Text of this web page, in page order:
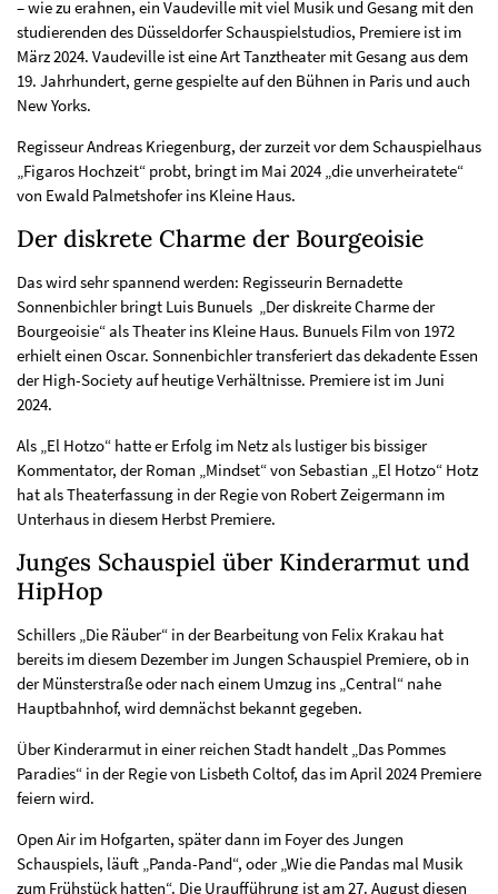
– wie zu erahnen, ein Vaudeville mit viel Musik und Gesang mit den
studierenden des Düsseldorfer Schauspielstudios, Premiere ist im
März 2024. Vaudeville ist eine Art Tanztheater mit Gesang aus dem
19. Jahrhundert, gerne gespielte auf den Bühnen in Paris und auch
New Yorks.
Regisseur Andreas Kriegenburg, der zurzeit vor dem Schauspielhaus
„Figaros Hochzeit“ probt, bringt im Mai 2024 „die unverheiratete“
von Ewald Palmetshofer ins Kleine Haus.
Der diskrete Charme der Bourgeoisie
Das wird sehr spannend werden: Regisseurin Bernadette
Sonnenbichler bringt Luis Bunuels „Der diskreite Charme der
Bourgeoisie“ als Theater ins Kleine Haus. Bunuels Film von 1972
erhielt einen Oscar. Sonnenbichler transferiert das dekadente Essen
der High-Society auf heutige Verhältnisse. Premiere ist im Juni
2024.
Als „El Hotzo“ hatte er Erfolg im Netz als lustiger bis bissiger
Kommentator, der Roman „Mindset“ von Sebastian „El Hotzo“ Hotz
hat als Theaterfassung in der Regie von Robert Zeigermann im
Unterhaus in diesem Herbst Premiere.
Junges Schauspiel über Kinderarmut und
HipHop
Schillers „Die Räuber“ in der Bearbeitung von Felix Krakau hat
bereits im diesem Dezember im Jungen Schauspiel Premiere, ob in
der Münsterstraße oder nach einem Umzug ins „Central“ nahe
Hauptbahnhof, wird demnächst bekannt gegeben.
Über Kinderarmut in einer reichen Stadt handelt „Das Pommes
Paradies“ in der Regie von Lisbeth Coltof, das im April 2024 Premiere
feiern wird.
Open Air im Hofgarten, später dann im Foyer des Jungen
Schauspiels, läuft „Panda-Pand“, oder „Wie die Pandas mal Musik
zum Frühstück hatten“. Die Uraufführung ist am 27. August diesen